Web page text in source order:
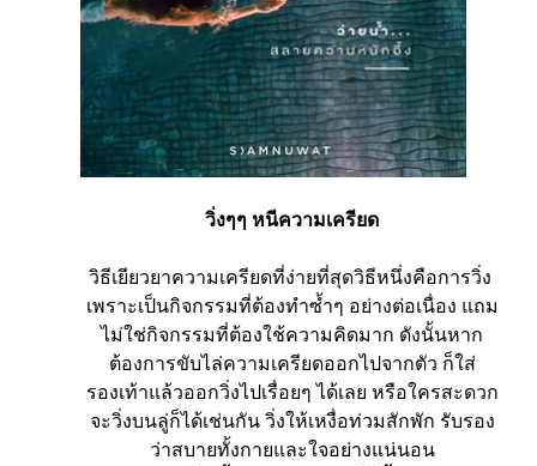
วิ่งๆๆ หนีความเครียด
วิธีเยียวยาความเครียดที่ง่ายที่สุดวิธีหนึ่งคือการวิ่ง
เพราะเป็นกิจกรรมที่ต้องทำซ้ำๆ อย่างต่อเนื่อง แถม
ไม่ใช่กิจกรรมที่ต้องใช้ความคิดมาก ดังนั้นหาก
ต้องการขับไล่ความเครียดออกไปจากตัว ก็ใส่
รองเท้าแล้วออกวิ่งไปเรื่อยๆ ได้เลย หรือใครสะดวก
จะวิ่งบนลู่ก็ได้เช่นกัน วิ่งให้เหงื่อท่วมสักพัก รับรอง
ว่าสบายทั้งกายและใจอย่างแน่นอน